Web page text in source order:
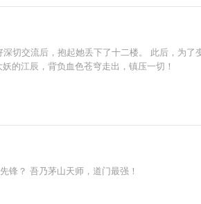
切交流后，抱起她丢下了十二楼。 此后，为
的江辰，背负血色苍穹走出，镇压一切！
锋？ 吾乃茅山天师，道门最强！